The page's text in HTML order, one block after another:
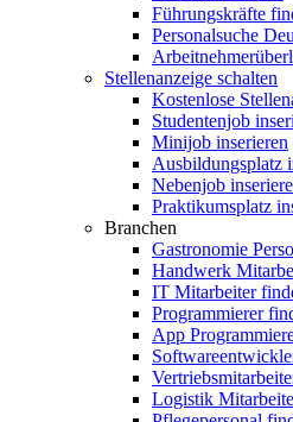
Führungskräfte
Personalsuche
Stellenanzeige schalten
Kostenlose
Studentenjob
Minijob inserieren
Ausbildungsplatz
Nebenjob
Praktikumsplatz
Branchen
Gastronomie
Handwerk
IT Mitarbeiter
Programmierer
App
Logistik